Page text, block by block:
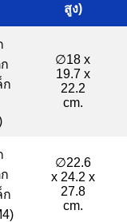
สูง)
ก
∅18 x
19.7 x
22.2
cm.
ก
∅22.6
x 24.2 x
27.8
cm.